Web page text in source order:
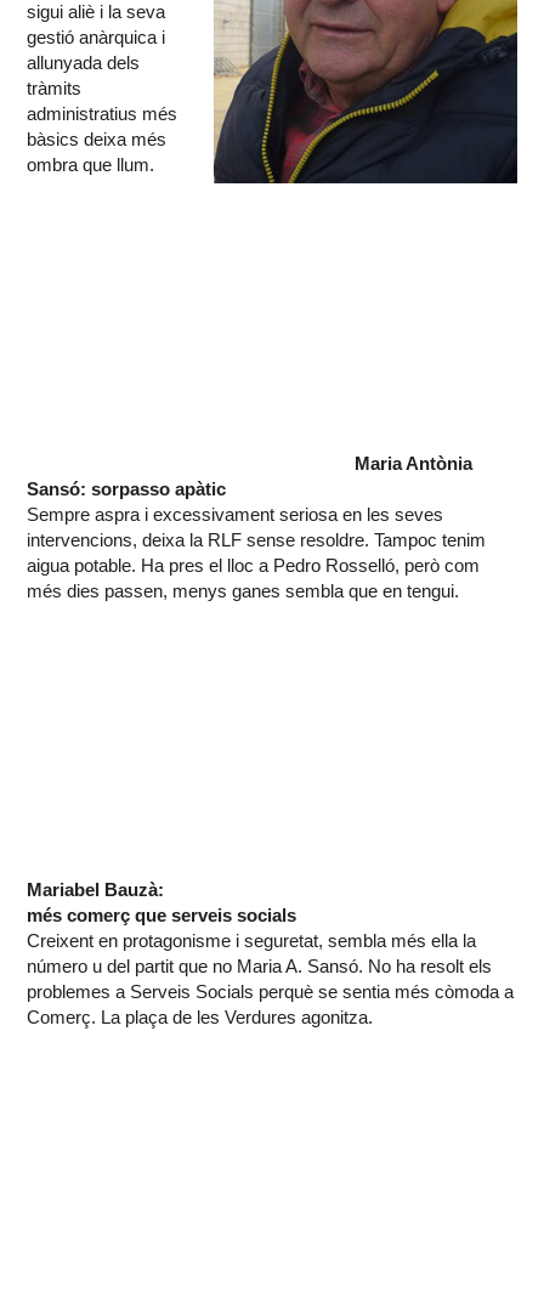
sigui aliè i la seva
gestió anàrquica i
allunyada dels
tràmits
administratius més
bàsics deixa més
ombra que llum.
Maria Antònia
Sansó: sorpasso apàtic
Sempre aspra i excessivament seriosa en les seves
intervencions, deixa la RLF sense resoldre. Tampoc tenim
aigua potable. Ha pres el lloc a Pedro Rosselló, però com
més dies passen, menys ganes sembla que en tengui.
Mariabel Bauzà:
més comerç que serveis socials
Creixent en protagonisme i seguretat, sembla més ella la
número u del partit que no Maria A. Sansó. No ha resolt els
problemes a Serveis Socials perquè se sentia més còmoda a
Comerç. La plaça de les Verdures agonitza.